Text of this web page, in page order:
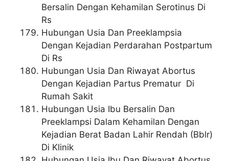
Bersalin Dengan Kehamilan Serotinus Di
Rs
Hubungan Usia Dan Preeklampsia
Dengan Kejadian Perdarahan Postpartum
Di Rs
Hubungan Usia Dan Riwayat Abortus
Dengan Kejadian Partus Prematur Di
Rumah Sakit
Hubungan Usia Ibu Bersalin Dan
Preeklampsi Dalam Kehamilan Dengan
Kejadian Berat Badan Lahir Rendah (Bblr)
Di Klinik